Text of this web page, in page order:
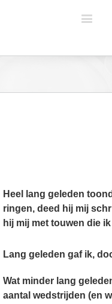
Heel lang geleden
ringen, deed hij mij
hij mij met touwen die
Lang geleden gaf ik,
Wat minder lang
aantal wedstrijden (en